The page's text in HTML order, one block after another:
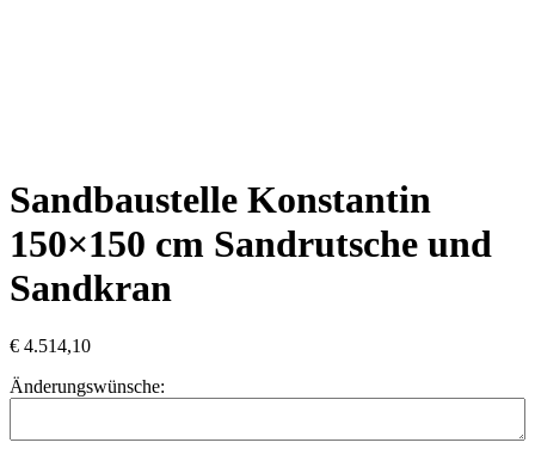
Sandbaustelle Konstantin
150×150 cm Sandrutsche und
Sandkran
€ 4.514,10
Änderungswünsche: